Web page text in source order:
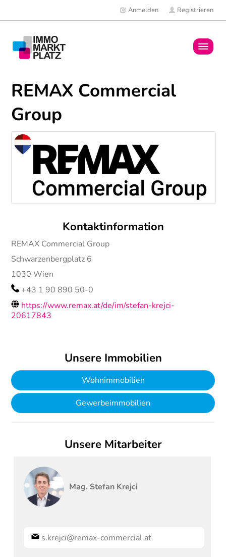
Anmelden Registrieren
Mitglieder
News
REMAX Commercial
Group
Kontaktinformation
REMAX Commercial Group
Schwarzenbergplatz 6
1030Wien
+43 1 90 890 50-0
https://www.remax.at/de/im/stefan-krejci-
20617843
Unsere Immobilien
Wohnimmobilien
Gewerbeimmobilien
Unsere Mitarbeiter
Mag. Stefan Krejci
s.krejci@remax-commercial.at